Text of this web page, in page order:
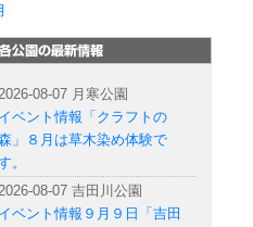
08-07 月寒公園
イベント情報「クラフトの
」８月は草木染め体験で
。
08-07 吉田川公園
イベント情報９月９日「吉田